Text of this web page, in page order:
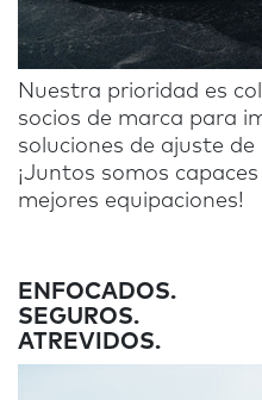
Nuestra prioridad es
socios de marca para
soluciones de ajuste
¡Juntos somos
mejores equipaciones!
ENFOCADOS.
SEGUROS.
ATREVIDOS.